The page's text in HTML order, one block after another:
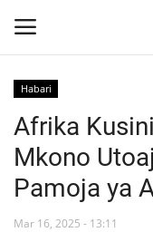
Nyumba
Jukwaa la Nasser la
Habari
Afrika
Mkono
Pamoja ya
Mar 16, 2025 - 13:11